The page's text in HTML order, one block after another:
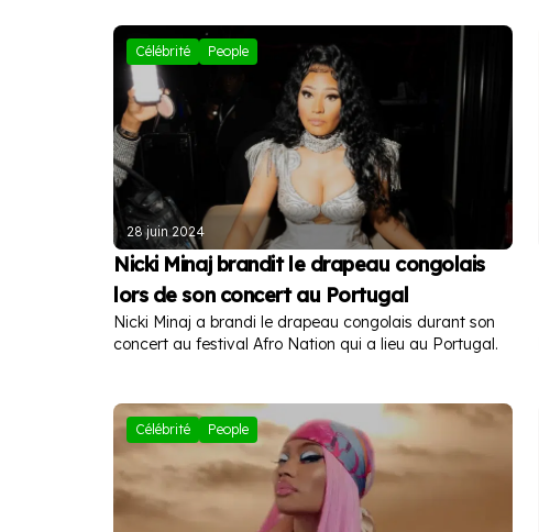
Célébrité People
28 juin 2024
Nicki Minaj brandit le drapeau congolais
lors de son concert au Portugal
Nicki Minaj a brandi le drapeau congolais durant son
concert au festival Afro Nation qui a lieu au Portugal.
Célébrité People